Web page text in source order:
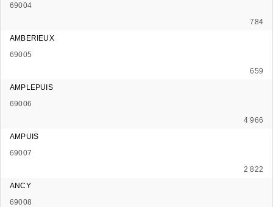
69004
784
AMBERIEUX
69005
659
AMPLEPUIS
69006
4 966
AMPUIS
69007
2 822
ANCY
69008